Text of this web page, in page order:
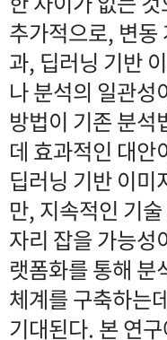
추가적으로, 변
과, 딥러닝 기반
나 분석의 일관성
방법이 기존 분석
데 효과적인 대안
딥러닝 기반 이미
만, 지속적인 기
자리 잡을 가능성
랫폼화를 통해 분
체계를 구축하는
기대된다. 본 연